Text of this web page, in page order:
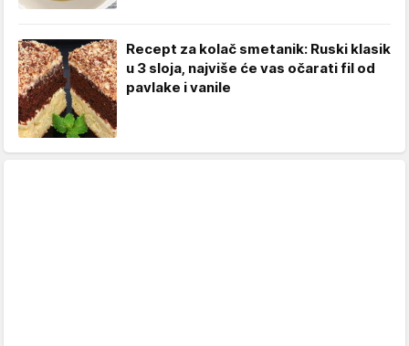
Recept za kolač smetanik: Ruski klasik
u 3 sloja, najviše će vas očarati fil od
pavlake i vanile